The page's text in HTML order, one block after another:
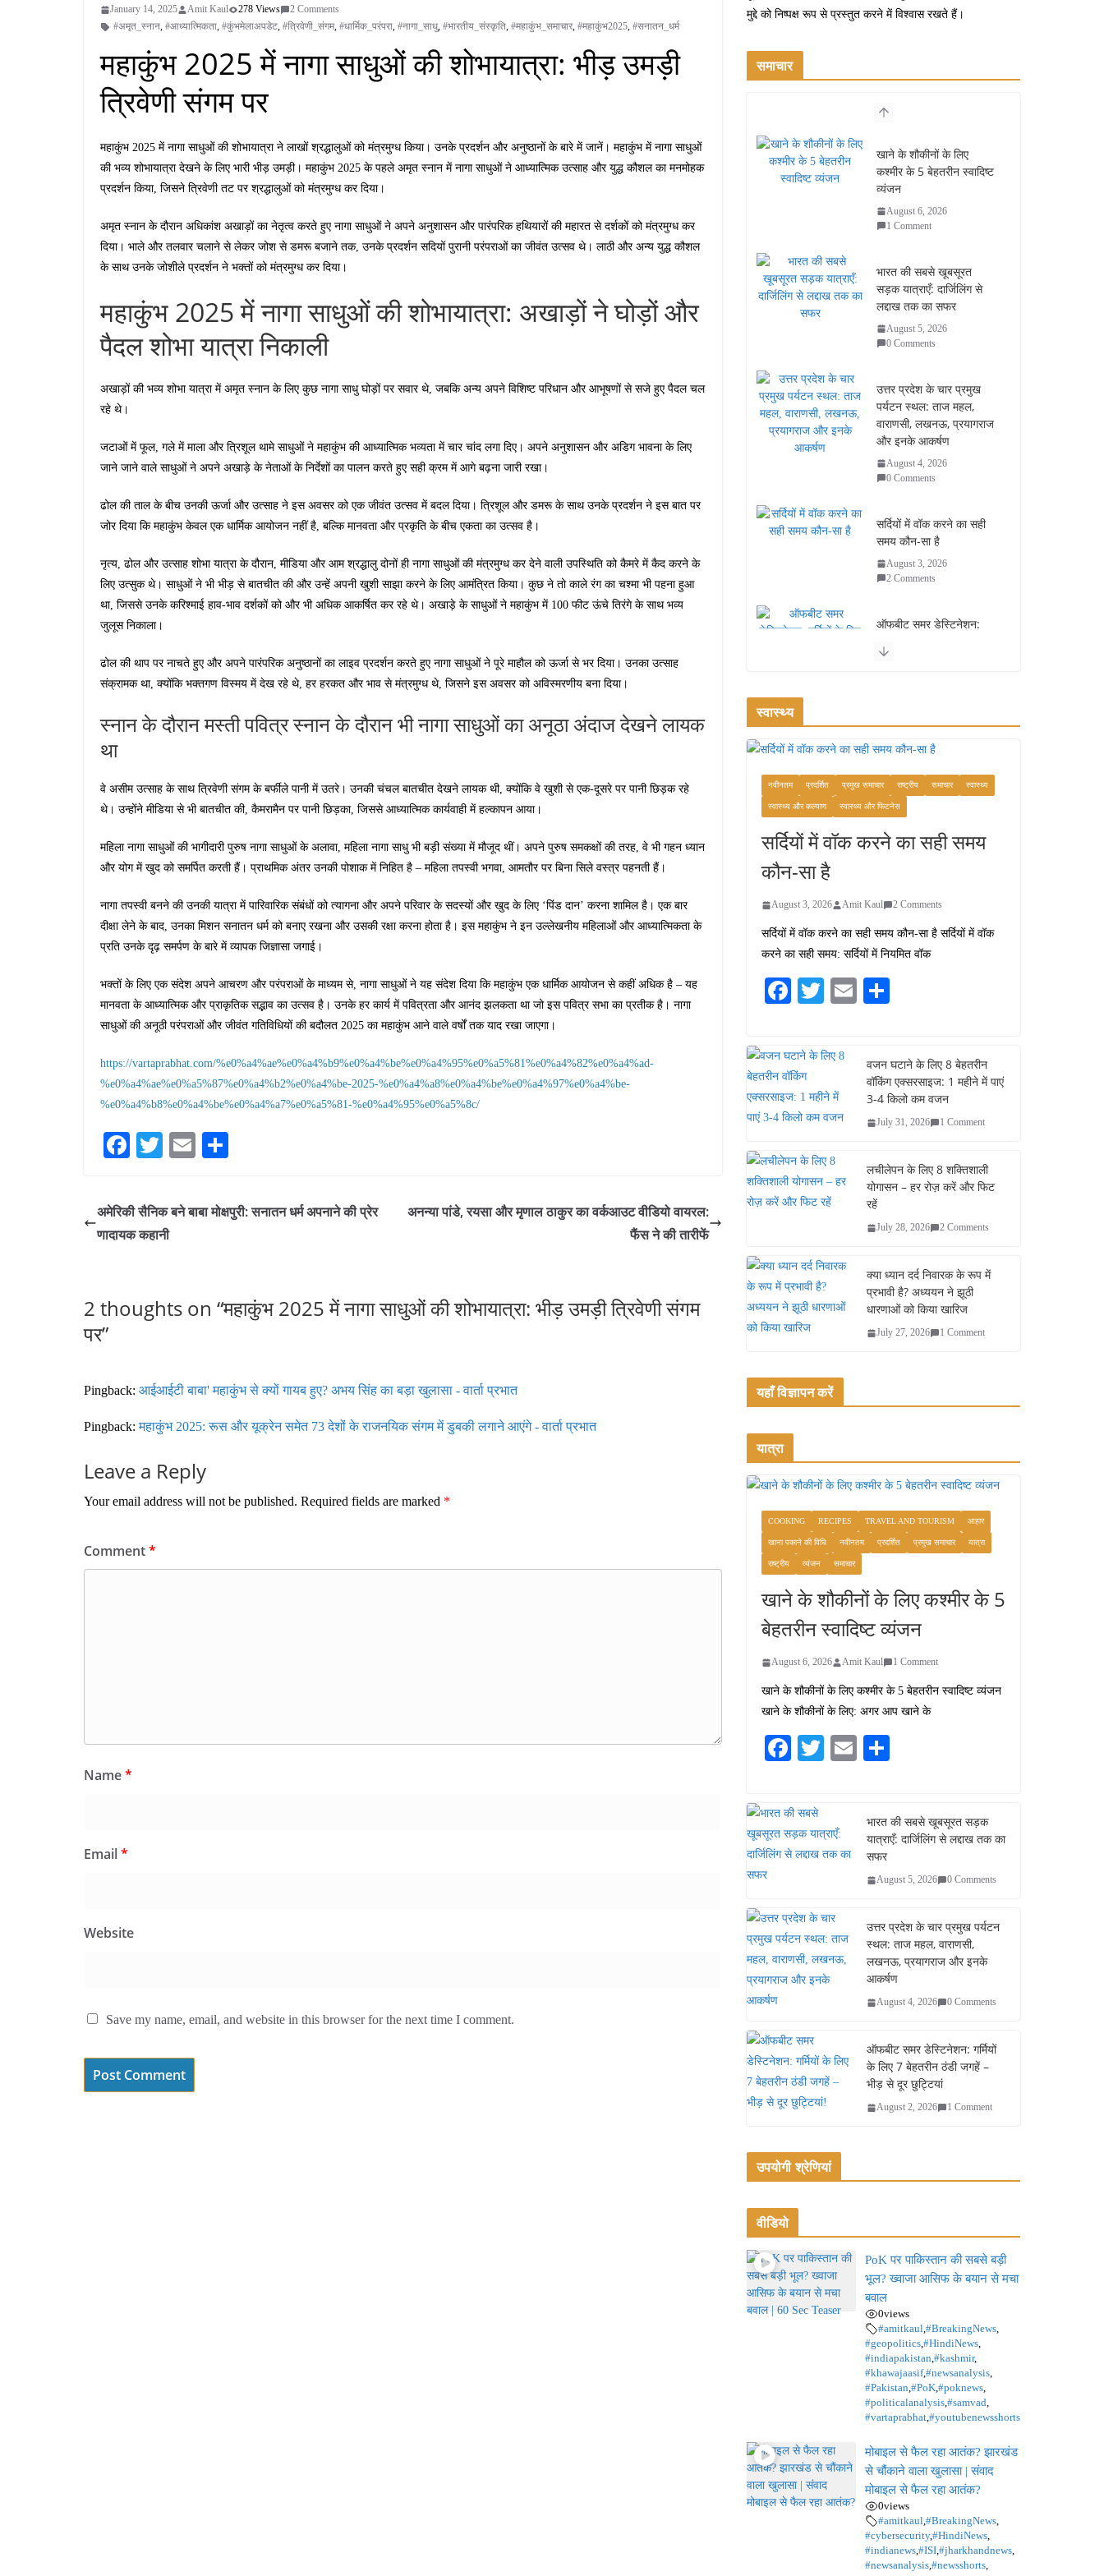
January 14, 2025 Amit Kaul 278 Views
2 Comments
#अमृत_स्नान, #आध्यात्मिकता, #कुंभमेलाअपडेट, #त्रिवेणी_संगम, #धार्मिक_परंपरा, #नागा_साधु, #भारतीय_संस्कृति, #महाकुंभ_समाचार, #महाकुंभ2025, #सनातन_धर्म
महाकुंभ 2025 में नागा साधुओं की शोभायात्रा: भीड़ उमड़ी
त्रिवेणी संगम पर
महाकुंभ 2025 में नागा साधुओं की शोभायात्रा ने लाखों श्रद्धालुओं को मंत्रमुग्ध किया। उनके प्रदर्शन और अनुष्ठानों के बारे में जानें। महाकुंभ में नागा साधुओं
की भव्य शोभायात्रा देखने के लिए भारी भीड़ उमड़ी। महाकुंभ 2025 के पहले अमृत स्नान में नागा साधुओं ने आध्यात्मिक उत्साह और युद्ध कौशल का मनमोहक
प्रदर्शन किया, जिसने त्रिवेणी तट पर श्रद्धालुओं को मंत्रमुग्ध कर दिया।
अमृत स्नान के दौरान अधिकांश अखाड़ों का नेतृत्व करते हुए नागा साधुओं ने अपने अनुशासन और पारंपरिक हथियारों की महारत से दर्शकों को मंत्रमुग्ध कर
दिया। भाले और तलवार चलाने से लेकर जोश से डमरू बजाने तक, उनके प्रदर्शन सदियों पुरानी परंपराओं का जीवंत उत्सव थे। लाठी और अन्य युद्ध कौशल
के साथ उनके जोशीले प्रदर्शन ने भक्तों को मंत्रमुग्ध कर दिया।
महाकुंभ 2025 में नागा साधुओं की शोभायात्रा: अखाड़ों ने घोड़ों और
पैदल शोभा यात्रा निकाली
अखाड़ों की भव्य शोभा यात्रा में अमृत स्नान के लिए कुछ नागा साधु घोड़ों पर सवार थे, जबकि अन्य अपने विशिष्ट परिधान और आभूषणों से सजे हुए पैदल चल
रहे थे।
जटाओं में फूल, गले में माला और त्रिशूल थामे साधुओं ने महाकुंभ की आध्यात्मिक भव्यता में चार चांद लगा दिए। अपने अनुशासन और अडिग भावना के लिए
जाने जाने वाले साधुओं ने अपने अखाड़े के नेताओं के निर्देशों का पालन करते हुए सही क्रम में आगे बढ़ना जारी रखा।
ढोल की ताल के बीच उनकी ऊर्जा और उत्साह ने इस अवसर को एक जीवंत उत्सव में बदल दिया। त्रिशूल और डमरू के साथ उनके प्रदर्शन ने इस बात पर
जोर दिया कि महाकुंभ केवल एक धार्मिक आयोजन नहीं है, बल्कि मानवता और प्रकृति के बीच एकता का उत्सव है।
नृत्य, ढोल और उत्साह शोभा यात्रा के दौरान, मीडिया और आम श्रद्धालु दोनों ही नागा साधुओं की मंत्रमुग्ध कर देने वाली उपस्थिति को कैमरे में कैद करने के
लिए उत्सुक थे। साधुओं ने भी भीड़ से बातचीत की और उन्हें अपनी खुशी साझा करने के लिए आमंत्रित किया। कुछ ने तो काले रंग का चश्मा भी पहना हुआ
था, जिससे उनके करिश्माई हाव-भाव दर्शकों को और भी अधिक आकर्षित कर रहे थे। अखाड़े के साधुओं ने महाकुंभ में 100 फीट ऊंचे तिरंगे के साथ भव्य
जुलूस निकाला।
ढोल की थाप पर नाचते हुए और अपने पारंपरिक अनुष्ठानों का लाइव प्रदर्शन करते हुए नागा साधुओं ने पूरे माहौल को ऊर्जा से भर दिया। उनका उत्साह
संक्रामक था, क्योंकि भक्तगण विस्मय में देख रहे थे, हर हरकत और भाव से मंत्रमुग्ध थे, जिसने इस अवसर को अविस्मरणीय बना दिया।
स्नान के दौरान मस्ती पवित्र स्नान के दौरान भी नागा साधुओं का अनूठा अंदाज देखने लायक
था
वे असीम उत्साह के साथ त्रिवेणी संगम के बर्फीले पानी में उतरे। उनकी चंचल बातचीत देखने लायक थी, क्योंकि वे खुशी से एक-दूसरे पर पानी छिड़क रहे
थे। उन्होंने मीडिया से भी बातचीत की, कैमरामैन पर पानी छिड़का, जिससे आध्यात्मिक कार्यवाही में हल्कापन आया।
महिला नागा साधुओं की भागीदारी पुरुष नागा साधुओं के अलावा, महिला नागा साधु भी बड़ी संख्या में मौजूद थीं। अपने पुरुष समकक्षों की तरह, वे भी गहन ध्यान
और योग में खुद को समर्पित करती हैं। प्राथमिक अंतर उनकी पोशाक में निहित है – महिला तपस्वी भगवा, आमतौर पर बिना सिले वस्त्र पहनती हैं।
नागा तपस्वी बनने की उनकी यात्रा में पारिवारिक संबंधों को त्यागना और अपने परिवार के सदस्यों और खुद के लिए ‘पिंड दान’ करना शामिल है। एक बार
दीक्षा लेने के बाद, उनका मिशन सनातन धर्म को बनाए रखना और उसकी रक्षा करना होता है। इस महाकुंभ ने इन उल्लेखनीय महिलाओं और आध्यात्मिकता के
प्रति उनके दृढ़ समर्पण के बारे में व्यापक जिज्ञासा जगाई।
भक्तों के लिए एक संदेश अपने आचरण और परंपराओं के माध्यम से, नागा साधुओं ने यह संदेश दिया कि महाकुंभ एक धार्मिक आयोजन से कहीं अधिक है – यह
मानवता के आध्यात्मिक और प्राकृतिक सद्भाव का उत्सव है। उनके हर कार्य में पवित्रता और आनंद झलकता था जो इस पवित्र सभा का प्रतीक है। नागा
साधुओं की अनूठी परंपराओं और जीवंत गतिविधियों की बदौलत 2025 का महाकुंभ आने वाले वर्षों तक याद रखा जाएगा।
https://vartaprabhat.com/%e0%a4%ae%e0%a4%b9%e0%a4%be%e0%a4%95%e0%a5%81%e0%a4%82%e0%a4%ad-
%e0%a4%ae%e0%a5%87%e0%a4%b2%e0%a4%be-2025-%e0%a4%a8%e0%a4%be%e0%a4%97%e0%a4%be-
%e0%a4%b8%e0%a4%be%e0%a4%a7%e0%a5%81-%e0%a4%95%e0%a5%8c/
Fa
bo
ok
T
tte
r
E
ail
re
अमेरिकी सैनिक बने बाबा मोक्षपुरी: सनातन धर्म अपनाने की प्रेर
णादायक कहानी
अनन्या पांडे, रयसा और मृणाल ठाकुर का वर्कआउट वीडियो वायरल:
फैंस ने की तारीफें
2 thoughts on “महाकुंभ 2025 में नागा साधुओं की शोभायात्रा: भीड़ उमड़ी त्रिवेणी संगम
पर”
Pingback: आईआईटी बाबा' महाकुंभ से क्यों गायब हुए? अभय सिंह का बड़ा खुलासा - वार्ता प्रभात
Pingback:महाकुंभ 2025: रूस और यूक्रेन समेत 73 देशों के राजनयिक संगम में डुबकी लगाने आएंगे - वार्ता प्रभात
Leave a Reply
Your email address will not be published. Required fields are marked *
Comment*
Name*
Email*
Website
Save my name, email, and website in this browser for the next time I comment.
मुद्दे को निष्पक्ष रूप से प्रस्तुत करने में विश्वास रखते हैं।
समाचार
खाने के शौकीनों के लिए
कश्मीर के 5 बेहतरीन स्वादिष्ट
व्यंजन
August 6, 2026
1 Comment
भारत की सबसे खूबसूरत
सड़क यात्राएँ: दार्जिलिंग से
लद्दाख तक का सफर
August 5, 2026
0 Comments
उत्तर प्रदेश के चार प्रमुख
पर्यटन स्थल: ताज महल,
वाराणसी, लखनऊ, प्रयागराज
और इनके आकर्षण
August 4, 2026
0 Comments
सर्दियों में वॉक करने का सही
समय कौन-सा है
August 3, 2026
2 Comments
ऑफबीट समर डेस्टिनेशन:
जगहें – भीड़ से दूर छुट्टियां
कश्मीर यात्रा गाइड:
प्राकृतिक सुंदरता और
स्वादिष्ट भोजन का अनूठा संगम
August 1, 2026
1 Comment
16 ज़रूरी कीबोर्ड शॉर्टकट्स
जो आपकी उत्पादकता को
दोगुना कर देंगे
स्वास्थ्य
नवीनतम प्रदर्शित प्रमुख समाचार राष्ट्रीय समाचार स्वास्थ्य
स्वास्थ्य और कल्याण स्वास्थ्य और फिटनेस
सर्दियों में वॉक करने का सही समय
कौन-सा है
August 3, 2026 Amit Kaul 2 Comments
सर्दियों में वॉक करने का सही समय कौन-सा है सर्दियों में वॉक
करने का सही समय: सर्दियों में नियमित वॉक
Fa
bo
ok
T
tte
r
E
वजन घटाने के लिए 8 बेहतरीन
वॉकिंग एक्सरसाइज: 1 महीने में पाएं
3-4 किलो कम वजन
July 31, 2026 1 Comment
लचीलेपन के लिए 8 शक्तिशाली
योगासन – हर रोज़ करें और फिट
रहें
July 28, 2026 2 Comments
क्या ध्यान दर्द निवारक के रूप में
प्रभावी है? अध्ययन ने झूठी
धारणाओं को किया खारिज
July 27, 2026 1 Comment
यहाँ विज्ञापन करें
यात्रा
COOKING RECIPES TRAVEL AND TOURISM आहार
खाना पकाने की विधि नवीनतम प्रदर्शित प्रमुख समाचार यात्रा
राष्ट्रीय व्यंजन समाचार
खाने के शौकीनों के लिए कश्मीर के 5
बेहतरीन स्वादिष्ट व्यंजन
August 6, 2026 Amit Kaul 1 Comment
खाने के शौकीनों के लिए कश्मीर के 5 बेहतरीन स्वादिष्ट व्यंजन
खाने के शौकीनों के लिए: अगर आप खाने के
Fa
bo
ok
T
r
E
भारत की सबसे खूबसूरत सड़क
यात्राएँ: दार्जिलिंग से लद्दाख तक का
सफर
August 5, 2026 0 Comments
उत्तर प्रदेश के चार प्रमुख पर्यटन
स्थल: ताज महल, वाराणसी,
लखनऊ, प्रयागराज और इनके
आकर्षण
August 4, 2026 0 Comments
ऑफबीट समर डेस्टिनेशन: गर्मियों
के लिए 7 बेहतरीन ठंडी जगहें –
भीड़ से दूर छुट्टियां
August 2, 2026 1 Comment
उपयोगी श्रेणियां
वीडियो
PoK पर पाकिस्तान की सबसे बड़ी
भूल? ख्वाजा आसिफ के बयान से मचा
बवाल
0views
#amitkaul,#BreakingNews,
#geopolitics,#HindiNews,
#indiapakistan,#kashmir,
#khawajaasif,#newsanalysis,
#Pakistan,#PoK,#poknews,
#politicalanalysis,#samvad,
#vartaprabhat,#youtubenewsshorts
मोबाइल से फैल रहा आतंक? झारखंड
से चौंकाने वाला खुलासा | संवाद
मोबाइल से फैल रहा आतंक?
0views
#amitkaul,#BreakingNews,
#cybersecurity,#HindiNews,
#indianews,#ISI,#jharkhandnews,
#newsanalysis,#newsshorts,